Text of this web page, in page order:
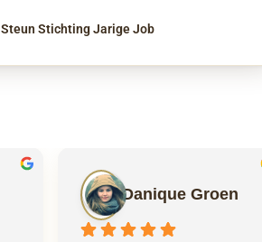
Steun Stichting Jarige Job
Danique Groen